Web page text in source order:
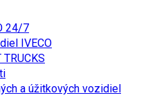
24/7
IVECO
a úžitkových vozidiel